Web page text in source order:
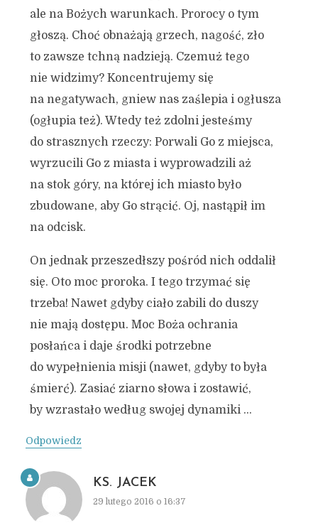
ale na Bożych warunkach. Prorocy o tym
głoszą. Choć obnażają grzech, nagość, zło
to zawsze tchną nadzieją. Czemuż tego
nie widzimy? Koncentrujemy się
na negatywach, gniew nas zaślepia i ogłusza
(ogłupia też). Wtedy też zdolni jesteśmy
do strasznych rzeczy: Porwali Go z miejsca,
wyrzucili Go z miasta i wyprowadzili aż
na stok góry, na której ich miasto było
zbudowane, aby Go strącić. Oj, nastąpił im
na odcisk.
On jednak przeszedłszy pośród nich oddalił
się. Oto moc proroka. I tego trzymać się
trzeba! Nawet gdyby ciało zabili do duszy
nie mają dostępu. Moc Boża ochrania
posłańca i daje środki potrzebne
do wypełnienia misji (nawet, gdyby to była
śmierć). Zasiać ziarno słowa i zostawić,
by wzrastało według swojej dynamiki …
Odpowiedz
KS. JACEK
29 lutego 2016 o 16:37